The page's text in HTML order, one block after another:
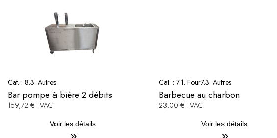
Cat. : 8.3. Autres
Bar pompe à bière 2 débits
159,72 € TVAC
Voir les détails
Cat. : 7.1. Four7.3. Autres
Barbecue au charbon
23,00 € TVAC
Voir les détails